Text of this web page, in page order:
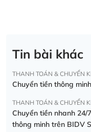
Tin bài khác
THANH TOÁN & CHUYỂN
Chuyển tiền thông
THANH TOÁN & CHUYỂN
Chuyển tiền nhanh
thông minh trên BIDV